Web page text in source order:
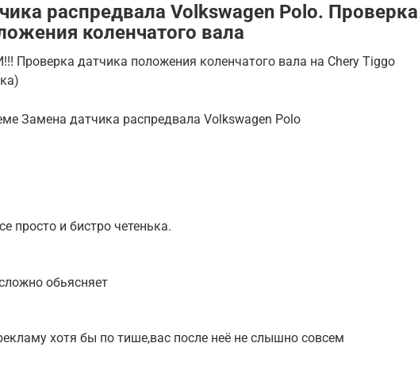
распредвала Volkswagen Polo. Проверка
коленчатого вала
Проверка датчика положения коленчатого вала на Chery Tiggo
Замена датчика распредвала Volkswagen Polo
просто и бистро четенька.
обьясняет
хотя бы по тише,вас после неё не слышно совсем